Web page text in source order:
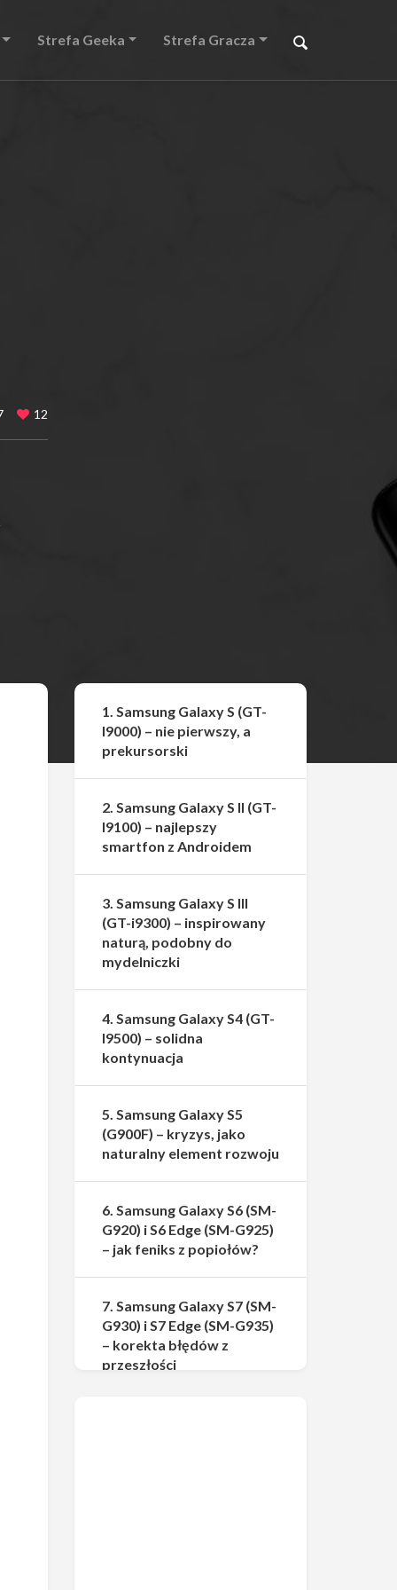
Strefa Geeka Strefa Gracza
12
1. Samsung Galaxy S (GT-
I9000) – nie pierwszy, a
prekursorski
2. Samsung Galaxy S II (GT-
I9100) – najlepszy
smartfon z Androidem
3. Samsung Galaxy S III
(GT-i9300) – inspirowany
naturą, podobny do
mydelniczki
4. Samsung Galaxy S4 (GT-
I9500) – solidna
kontynuacja
5. Samsung Galaxy S5
(G900F) – kryzys, jako
naturalny element rozwoju
6. Samsung Galaxy S6 (SM-
G920) i S6 Edge (SM-G925)
– jak feniks z popiołów?
7. Samsung Galaxy S7 (SM-
G930) i S7 Edge (SM-G935)
– korekta błędów z
przeszłości